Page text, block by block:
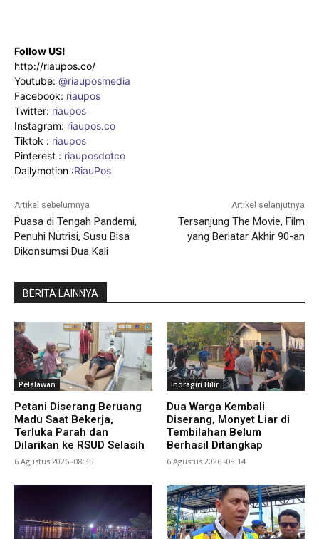
Follow US!
http://riaupos.co/
Youtube: @riauposmedia
Facebook: riaupos
Twitter: riaupos
Instagram: riaupos.co
Tiktok : riaupos
Pinterest : riauposdotco
Dailymotion :RiauPos
Artikel sebelumnya
Puasa di Tengah Pandemi,
Penuhi Nutrisi, Susu Bisa
Dikonsumsi Dua Kali
Artikel selanjutnya
Tersanjung The Movie, Film
yang Berlatar Akhir 90-an
BERITA LAINNYA
Pelalawan
Petani Diserang Beruang
Madu Saat Bekerja,
Terluka Parah dan
Dilarikan ke RSUD Selasih
6 Agustus 2026 -08:35
Indragiri Hilir
Dua Warga Kembali
Diserang, Monyet Liar di
Tembilahan Belum
Berhasil Ditangkap
6 Agustus 2026 -08:14